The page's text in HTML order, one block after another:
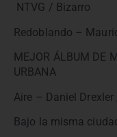
NTVG / Bizarro
Redoblando –
MEJOR ÁLBUM DE
URBANA
Aire – Daniel
Bajo la misma